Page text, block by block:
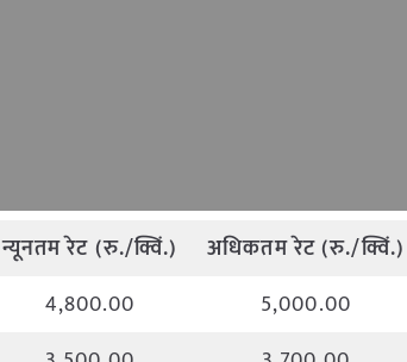
न्यूनतमरेट (रु./क्विं.) अधिकतमरेट(रु./क्विं.)
4,800.00 5,000.00